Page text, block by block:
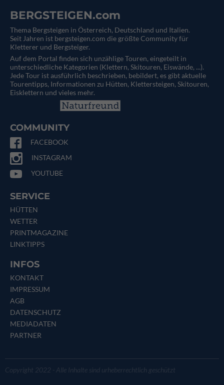
BERGSTEIGEN.com
Thema Bergsteigen in Österreich, Deutschland und Italien.
Seit Jahren ist bergsteigen.com die größte Community für
Kletterer und Bergsteiger.
Auf dem Portal finden sich unzählige Touren, eingeteilt in
unterschiedliche Kategorien (Klettern, Skitouren, Eiswände, ...).
Jede Tour ist ausführlich beschrieben, bebildert, es gibt aktuelle
Tourentipps, Informationen zu Hütten, Klettersteigen, Skitouren,
Eisklettern und vieles mehr.
COMMUNITY
FACEBOOK
INSTAGRAM
YOUTUBE
SERVICE
HÜTTEN
WETTER
PRINTMAGAZINE
LINKTIPPS
INFOS
KONTAKT
IMPRESSUM
AGB
DATENSCHUTZ
MEDIADATEN
PARTNER
Copyright 2022 - Alle Inhalte sind urheberrechtlich geschützt